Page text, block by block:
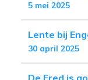
5 mei 2025
Lente bij
30 april 2025
De Fred is